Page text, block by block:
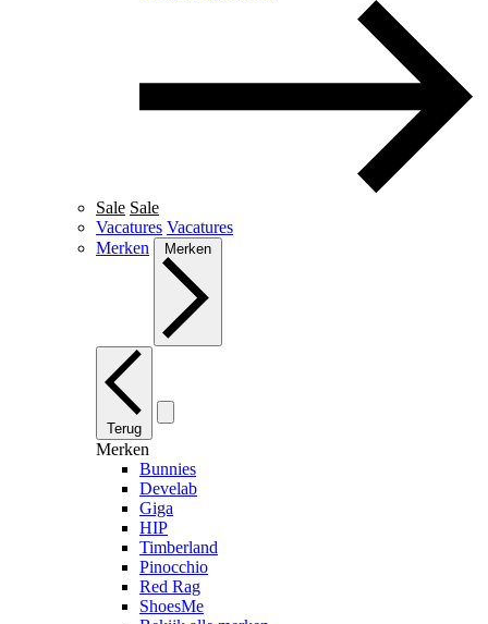
Sale Sale
Vacatures Vacatures
Merken
Merken
Terug
Merken
Bunnies
Develab
Giga
HIP
Timberland
Pinocchio
Red Rag
ShoesMe